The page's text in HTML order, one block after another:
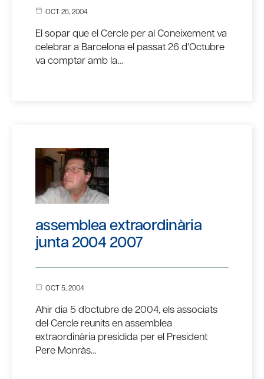
OCT 26, 2004
El sopar que el Cercle per al Coneixement va
celebrar a Barcelona el passat 26 d’Octubre
va comptar amb la…
assemblea extraordinària
junta 2004 2007
OCT 5, 2004
Ahir dia 5 d’octubre de 2004, els associats
del Cercle reunits en assemblea
extraordinària presidida per el President
Pere Monràs…